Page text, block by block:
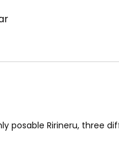
posable Ririneru, three